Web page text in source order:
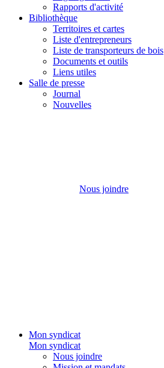
Rapports d'activité
Bibliothèque
Territoires et cartes
Liste d'entrepreneurs
Liste de transporteurs de bois
Documents et outils
Liens utiles
Salle de presse
Journal
Nouvelles
Nous joindre
Mon syndicat
Mon syndicat
Nous joindre